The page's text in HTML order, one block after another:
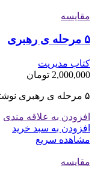
مقایسه
۵ مرحله ی رهبری
کتاب مدیریت
2,000,000 تومان
۵ مرحله ی رهبری نوشته جان سی. مکسول
افزودن به علاقه مندی
افزودن به سبد خرید
مشاهده سریع
مقایسه